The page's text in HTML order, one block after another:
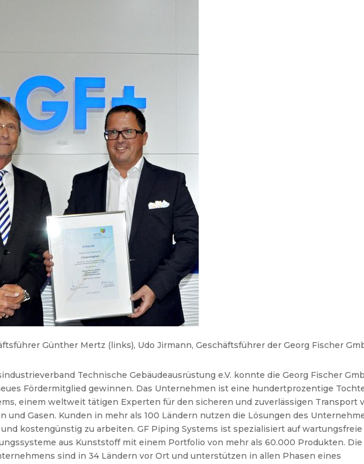
Günther Mertz (links), Udo Jirmann, Geschäftsführer der Georg Fischer
Technische Gebäudeausrüstung e.V. konnte die Georg Fischer
Fördermitglied gewinnen. Das Unternehmen ist eine hundertprozentige
einem weltweit tätigen Experten für den sicheren und zuverlässigen Transport
und Gasen. Kunden in mehr als 100 Ländern nutzen die Lösungen des
kostengünstig zu arbeiten. GF Piping Systems ist spezialisiert auf wartungsfreie
aus Kunststoff mit einem Portfolio von mehr als 60.000 Produkten. Die
sind in 34 Ländern vor Ort und unterstützen in allen Phasen eines